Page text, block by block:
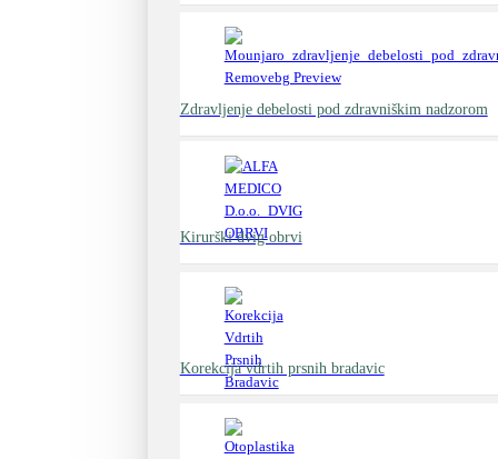
Zdravljenje debelosti pod zdravniškim nadzorom
Kirurški dvig obrvi
Korekcija vdrtih prsnih bradavic